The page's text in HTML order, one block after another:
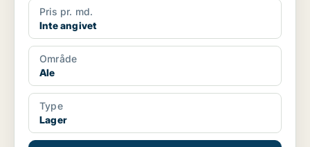
Pris pr. md.
Inte angivet
Område
Ale
Type
Lager